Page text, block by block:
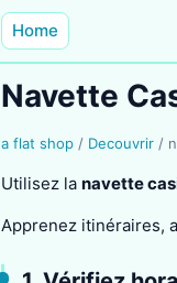
Home
Navette
a flat shop / Decouvrir /
Utilisez la navette
Apprenez itinéraires,